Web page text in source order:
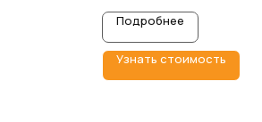
Подробнее
Узнать стоимость